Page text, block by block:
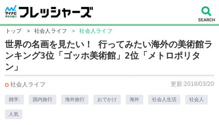
トップ > 社会人ライフ > 社会人ライフ
世界の名画を見たい！ 行ってみたい海外の美術館ラ
ンキング3位「ゴッホ美術館」2位「メトロポリタ
ン」
社会人ライフ 更新:2018/03/20
雑学. 国内旅行 海外旅行 おでかけ 海外 社会人生活 社会人
人気